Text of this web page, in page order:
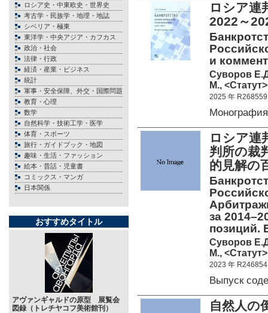
ロシア史・中東欧史・世界史
考古学・民族学・地理・地誌
シベリア・極東
東洋学・中央アジア・カフカス
政治・社会
法律・行政
経済・産業・ビジネス
統計
軍事・安全保障、外交・国際問題
教育・心理
数学
自然科学・技術工学・医学
体育・スポーツ
旅行・ガイドブック・地図
趣味・生活・ファッション
絵本・昔話・児童書
コミックス・マンガ
日本関係
おすすめタイトル
アヴァンギャルドの原型 展覧会
図録（トレチヤコフ美術館刊）
ロシア
2022～
и
Суворов
М.,
2025 年 R268559
ロシア連
判所の
的見解の
за
позиций.
Суворов
М.,
2023 年 R246854
Выпуск
自然人の